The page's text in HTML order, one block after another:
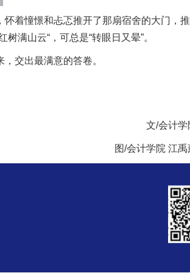
着憧憬和忐忑推开了那扇宿舍的大门，
满山云“，可总是“转眼日又晕”。
交出最满意的答卷。
文/会计
图/会计学院 江